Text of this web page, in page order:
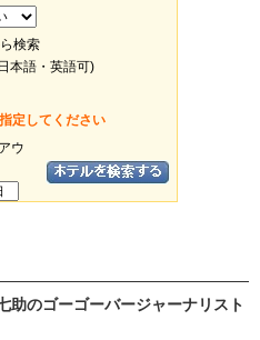
助のゴーゴーバージャーナリスト